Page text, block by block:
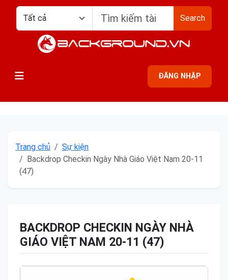
Search
ĐĂNG NHẬP
Trang chủ
Sự kiện
Backdrop Checkin Ngày Nhà Giáo Việt Nam 20-11
(47)
BACKDROP CHECKIN NGÀY NHÀ
GIÁO VIỆT NAM 20-11 (47)